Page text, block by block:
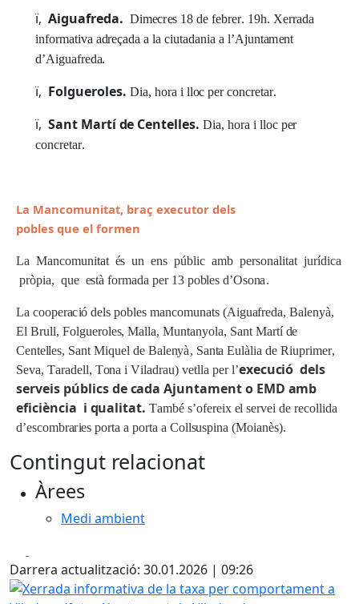
ï‚ Aiguafreda. Dimecres 18defebrer. 19h. Xerrada
informativa adreçada alaciutadania a l’Ajuntament
d’Aiguafreda.
ï‚ Folgueroles. Dia, hora i llocperconcretar.
ï‚ Sant Martíde Centelles.Dia,hora i lloc per
concretar.
La Mancomunitat, braç executor dels
pobles que elformen
La Mancomunitat ésunenspúblic amb personalitat jurídica
pròpia, que estàformada per 13 pobles d’Osona.
Lacooperaciódelspobles mancomunats (Aiguafreda,Balenyà,
El Brull,Folgueroles, Malla, Muntanyola, Sant Martíde
Centelles, Sant Miquel de Balenyà, Santa Eulàlia de Riuprimer,
Seva,Taradell, Tona iViladrau)vetlla perl’execuciódels
serveis públics decadaAjuntament o EMD amb
eficiència i qualitat.També s’ofereix elserveiderecollida
d’escombraries porta aporta a Collsuspina (Moianès).
Contingut relacionat
Àrees
Medi ambient
Darrera actualització: 30.01.2026 | 09:26
Xerrada informativa de la taxa per comportament a